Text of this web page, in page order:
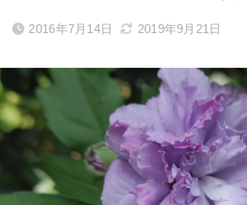
2016年7月14日 2019年9月21日